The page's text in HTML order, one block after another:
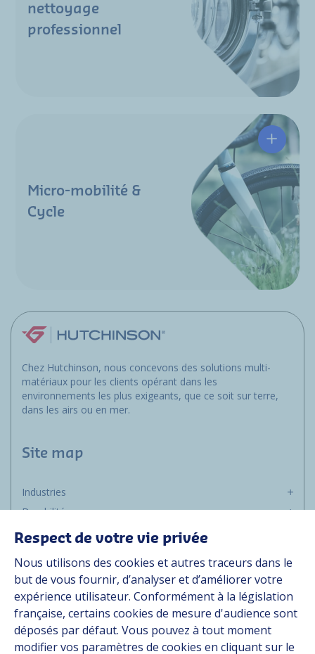
nettoyage
professionnel
Micro-mobilité &
Cycle
Chez Hutchinson, nous concevons des solutions multi-
matériaux pour les clients opérant dans les
environnements les plus exigeants, que ce soit sur terre,
dans les airs ou en mer.
Site map
Industries
Durabilité
Média
Groupe
Fournisseurs
Documentation
Contact
Respect de votre vie privée
Nous utilisons des cookies et autres traceurs dans le
but de vous fournir, d’analyser et d’améliorer votre
expérience utilisateur. Conformément à la législation
française, certains cookies de mesure d'audience sont
déposés par défaut. Vous pouvez à tout moment
modifier vos paramètres de cookies en cliquant sur le